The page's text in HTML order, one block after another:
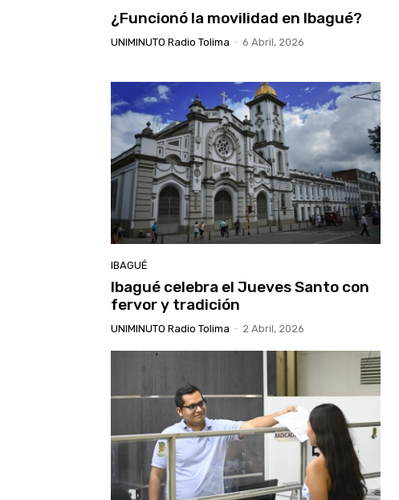
¿Funcionó la movilidad en Ibagué?
UNIMINUTO Radio Tolima - 6 Abril, 2026
IBAGUÉ
Ibagué celebra el Jueves Santo con
fervor y tradición
UNIMINUTO Radio Tolima - 2 Abril, 2026